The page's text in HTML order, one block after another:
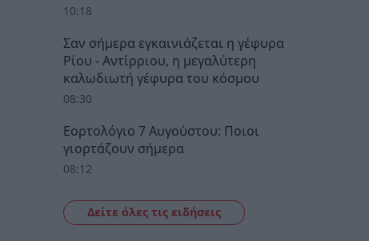
10:18
Σαν σήμερα εγκαινιάζεται η γέφυρα
Ρίου - Αντίρριου, η μεγαλύτερη
καλωδιωτή γέφυρα του κόσμου
08:30
Εορτολόγιο 7 Αυγούστου: Ποιοι
γιορτάζουν σήμερα
08:12
Δείτε όλες τις ειδήσεις